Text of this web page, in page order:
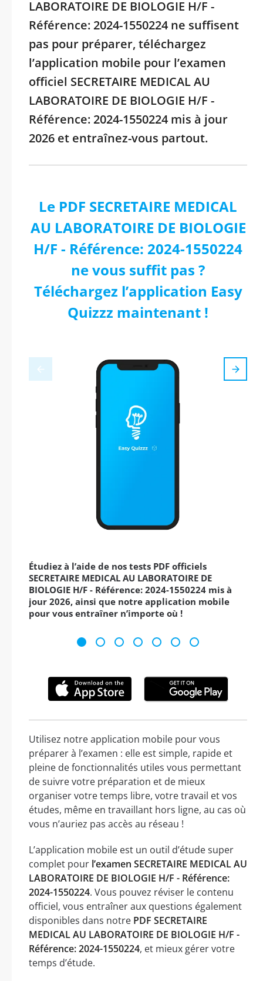
LABORATOIRE DE BIOLOGIE H/F -
Référence: 2024-1550224 ne suffisent
pas pour préparer, téléchargez
l’application mobile pour l’examen
officiel SECRETAIRE MEDICAL AU
LABORATOIRE DE BIOLOGIE H/F -
Référence: 2024-1550224 mis à jour
2026 et entraînez-vous partout.
Le PDF SECRETAIRE MEDICAL
AU LABORATOIRE DE BIOLOGIE
H/F - Référence: 2024-1550224
ne vous suffit pas ?
Téléchargez l’application Easy
Quizzz maintenant !
Étudiez à l’aide de nos tests PDF officiels
SECRETAIRE MEDICAL AU LABORATOIRE DE
BIOLOGIE H/F - Référence: 2024-1550224 mis à
jour 2026, ainsi que notre application mobile
pour vous entraîner n’importe où !
Utilisez notre application mobile pour vous
préparer à l’examen : elle est simple, rapide et
pleine de fonctionnalités utiles vous permettant
de suivre votre préparation et de mieux
organiser votre temps libre, votre travail et vos
études, même en travaillant hors ligne, au cas où
vous n’auriez pas accès au réseau !
L’application mobile est un outil d’étude super
complet pour l’examen SECRETAIRE MEDICAL AU
LABORATOIRE DE BIOLOGIE H/F - Référence:
2024-1550224. Vous pouvez réviser le contenu
officiel, vous entraîner aux questions également
disponibles dans notre PDF SECRETAIRE
MEDICAL AU LABORATOIRE DE BIOLOGIE H/F -
Référence: 2024-1550224, et mieux gérer votre
temps d’étude.